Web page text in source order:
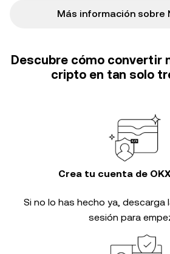
Más información sobre
Descubre cómo convertir
cripto en tan solo
Crea tu cuenta de
Si no lo has hecho ya, descarga
sesión para